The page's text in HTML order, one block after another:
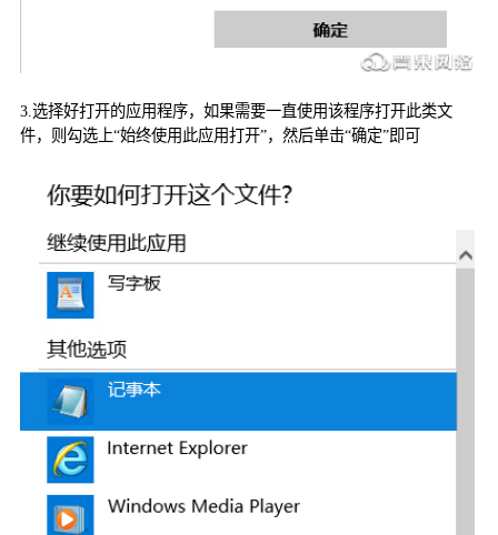
3. 选择好打开的应用程序，如果需要一直使用该程序打开此类文
件，则勾选上“始终使用此应用打开”，然后单击“确定”即可